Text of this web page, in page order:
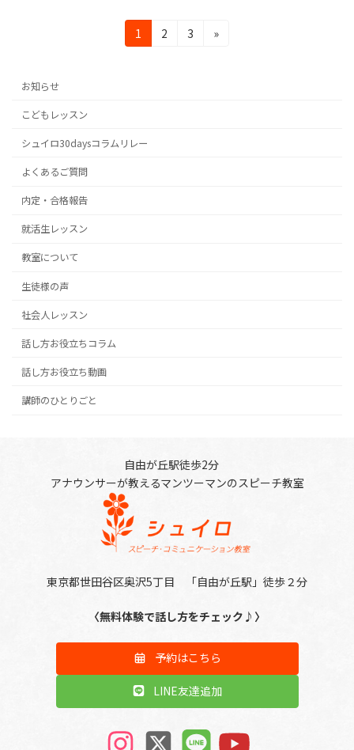
の
ペ
ー
ジ
送
り
固
定
1
固
2
固
3 »
お知らせ
こどもレッスン
シュイロ30daysコラムリレー
よくあるご質問
内定・合格報告
就活生レッスン
教室について
生徒様の声
社会人レッスン
話し方お役立ちコラム
話し方お役立ち動画
講師のひとりごと
自由が丘駅徒歩2分
アナウンサーが教えるマンツーマンのスピーチ教室
東京都世田谷区奥沢5丁目 「自由が丘駅」徒歩２分
〈無料体験で話し方をチェック♪〉
予約はこちら
LINE友達追加
ア
イ
ア
イ
ア
イ
ア
イ